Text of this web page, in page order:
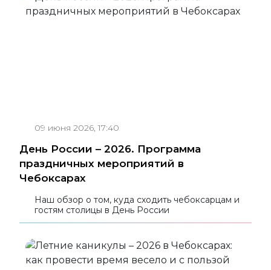
09 июня 2026, 17:40
День России – 2026. Программа
праздничных мероприятий в
Чебоксарах
Наш обзор о том, куда сходить чебоксарцам и
гостям столицы в День России